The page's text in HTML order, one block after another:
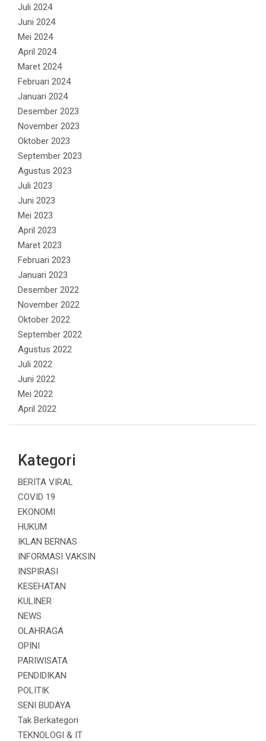
Juli 2024
Juni 2024
Mei 2024
April 2024
Maret 2024
Februari 2024
Januari 2024
Desember 2023
November 2023
Oktober 2023
September 2023
Agustus 2023
Juli 2023
Juni 2023
Mei 2023
April 2023
Maret 2023
Februari 2023
Januari 2023
Desember 2022
November 2022
Oktober 2022
September 2022
Agustus 2022
Juli 2022
Juni 2022
Mei 2022
April 2022
Kategori
BERITA VIRAL
COVID 19
EKONOMI
HUKUM
IKLAN BERNAS
INFORMASI VAKSIN
INSPIRASI
KESEHATAN
KULINER
NEWS
OLAHRAGA
OPINI
PARIWISATA
PENDIDIKAN
POLITIK
SENI BUDAYA
Tak Berkategori
TEKNOLOGI & IT